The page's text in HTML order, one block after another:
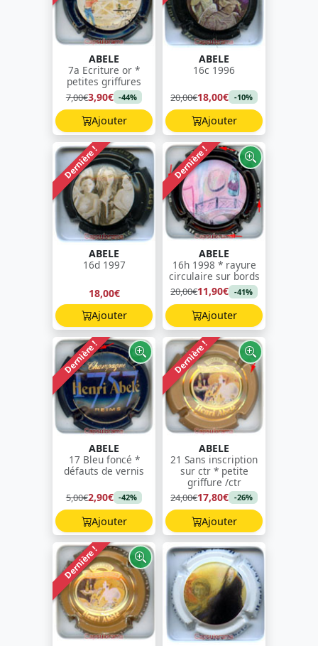
ABELE
7a Ecriture or *
petites griffures
7,00€3,90€ -44%
Ajouter
ABELE
16c 1996
20,00€18,00€ -10%
Ajouter
Dernière !
ABELE
16d 1997
18,00€
Ajouter
Dernière !
ABELE
16h 1998 * rayure
circulaire sur bords
20,00€11,90€ -41%
Ajouter
Dernière !
ABELE
17 Bleu foncé *
défauts de vernis
5,00€2,90€ -42%
Ajouter
Dernière !
ABELE
21 Sans inscription
sur ctr * petite
griffure /ctr
24,00€17,80€ -26%
Ajouter
Dernière !